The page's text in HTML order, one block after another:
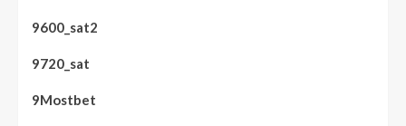
9600_sat2
9720_sat
9Mostbet